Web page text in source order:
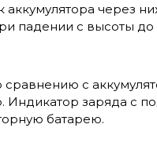
аккумулятора через
падении с высоты до
с
Индикатор заряда с
батарею.